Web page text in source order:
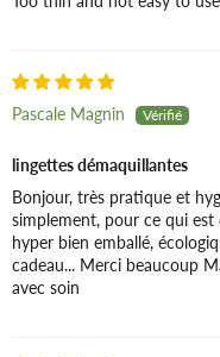
Pascale Magnin
lingettes démaquillantes
Bonjour, très pratique et
simplement, pour ce qui
hyper bien emballé,
cadeau... Merci beaucoup
avec soin